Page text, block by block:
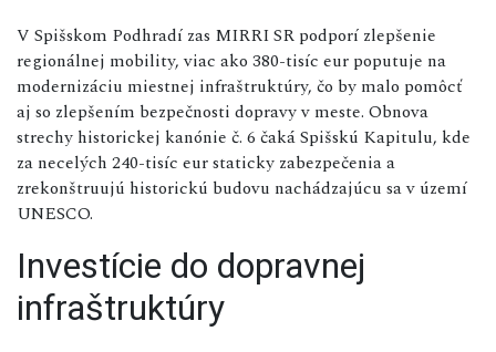
V Spišskom Podhradí zas MIRRI SR podporí zlepšenie
regionálnej mobility, viac ako 380-tisíc eur poputuje na
modernizáciu miestnej infraštruktúry, čo by malo pomôcť
aj so zlepšením bezpečnosti dopravy v meste. Obnova
strechy historickej kanónie č. 6 čaká Spišskú Kapitulu, kde
za necelých 240-tisíc eur staticky zabezpečenia a
zrekonštruujú historickú budovu nachádzajúcu sa v území
UNESCO.
Investície do dopravnej
infraštruktúry